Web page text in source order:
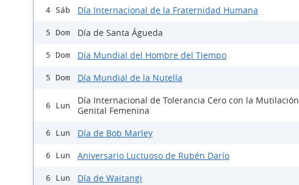
4 Sáb Día Internacional de la Fraternidad Humana
5 Dom Día de Santa Águeda
5 Dom Día Mundial del Hombre del Tiempo
5 Dom Día Mundial de la Nutella
6 Lun
Día Internacional de Tolerancia Cero con la Mutilación
Genital Femenina
6 Lun Día de Bob Marley
6 Lun Aniversario Luctuoso de Rubén Darío
6 Lun Día de Waitangi